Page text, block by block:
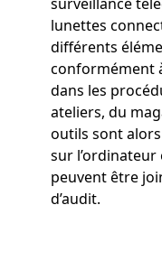
lunettes
différents
conformément
dans les
ateliers, du
outils sont
sur
peuvent être
d’audit.